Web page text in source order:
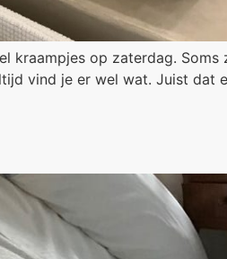
kraampjes op zaterdag.
vind je er wel wat. Juist dat